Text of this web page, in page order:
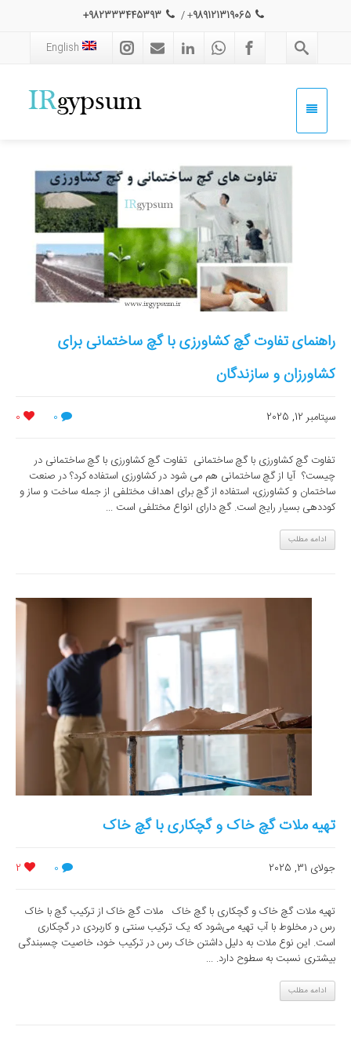
989121319065
+
/
982333445393+
English
راهنمای تفاوت گچ کشاورزی با گچ ساختمانی برای
کشاورزان و سازندگان
سپتامبر 12, 2025
تفاوت گچ کشاورزی با گچ ساختمانی تفاوت گچ کشاورزی با گچ ساختمانی در
چیست؟ آیا از گچ ساختمانی هم می شود در کشاورزی استفاده کرد؟ در صنعت
ساختمان و کشاورزی، استفاده از گچ برای اهداف مختلفی از جمله ساخت و ساز و
کوددهی بسیار رایج است. گچ دارای انواع مختلفی است ...
ادامه مطلب
تهیه ملات گچ خاک و گچکاری با گچ خاک
جولای 31, 2025
تهیه ملات گچ خاک و گچکاری با گچ خاک ملات گچ خاک از ترکیب گچ با خاک
رس در مخلوط با آب تهیه می‌شود که یک ترکیب سنتی و کاربردی در گچکاری
است. این نوع ملات به دلیل داشتن خاک رس در ترکیب خود، خاصیت چسبندگی
بیشتری نسبت به سطوح دارد. ...
ادامه مطلب